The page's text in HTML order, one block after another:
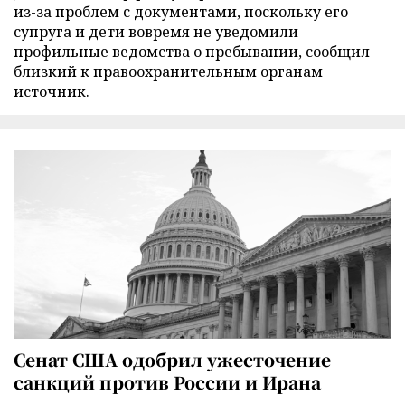
из-за проблем с документами, поскольку его
супруга и дети вовремя не уведомили
профильные ведомства о пребывании, сообщил
близкий к правоохранительным органам
источник.
Сенат США одобрил ужесточение
санкций против России и Ирана